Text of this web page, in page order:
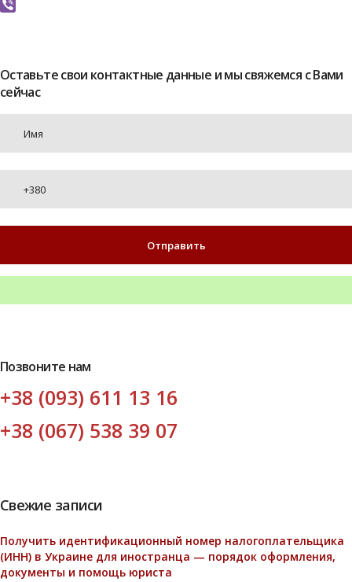
Twitter
Оставьте свои контактные данные и мы свяжемся с Вами
сейчас
Позвоните нам
+38 (093) 611 13 16
+38 (067) 538 39 07
Свежие записи
Получить идентификационный номер налогоплательщика
(ИНН) в Украине для иностранца — порядок оформления,
документы и помощь юриста